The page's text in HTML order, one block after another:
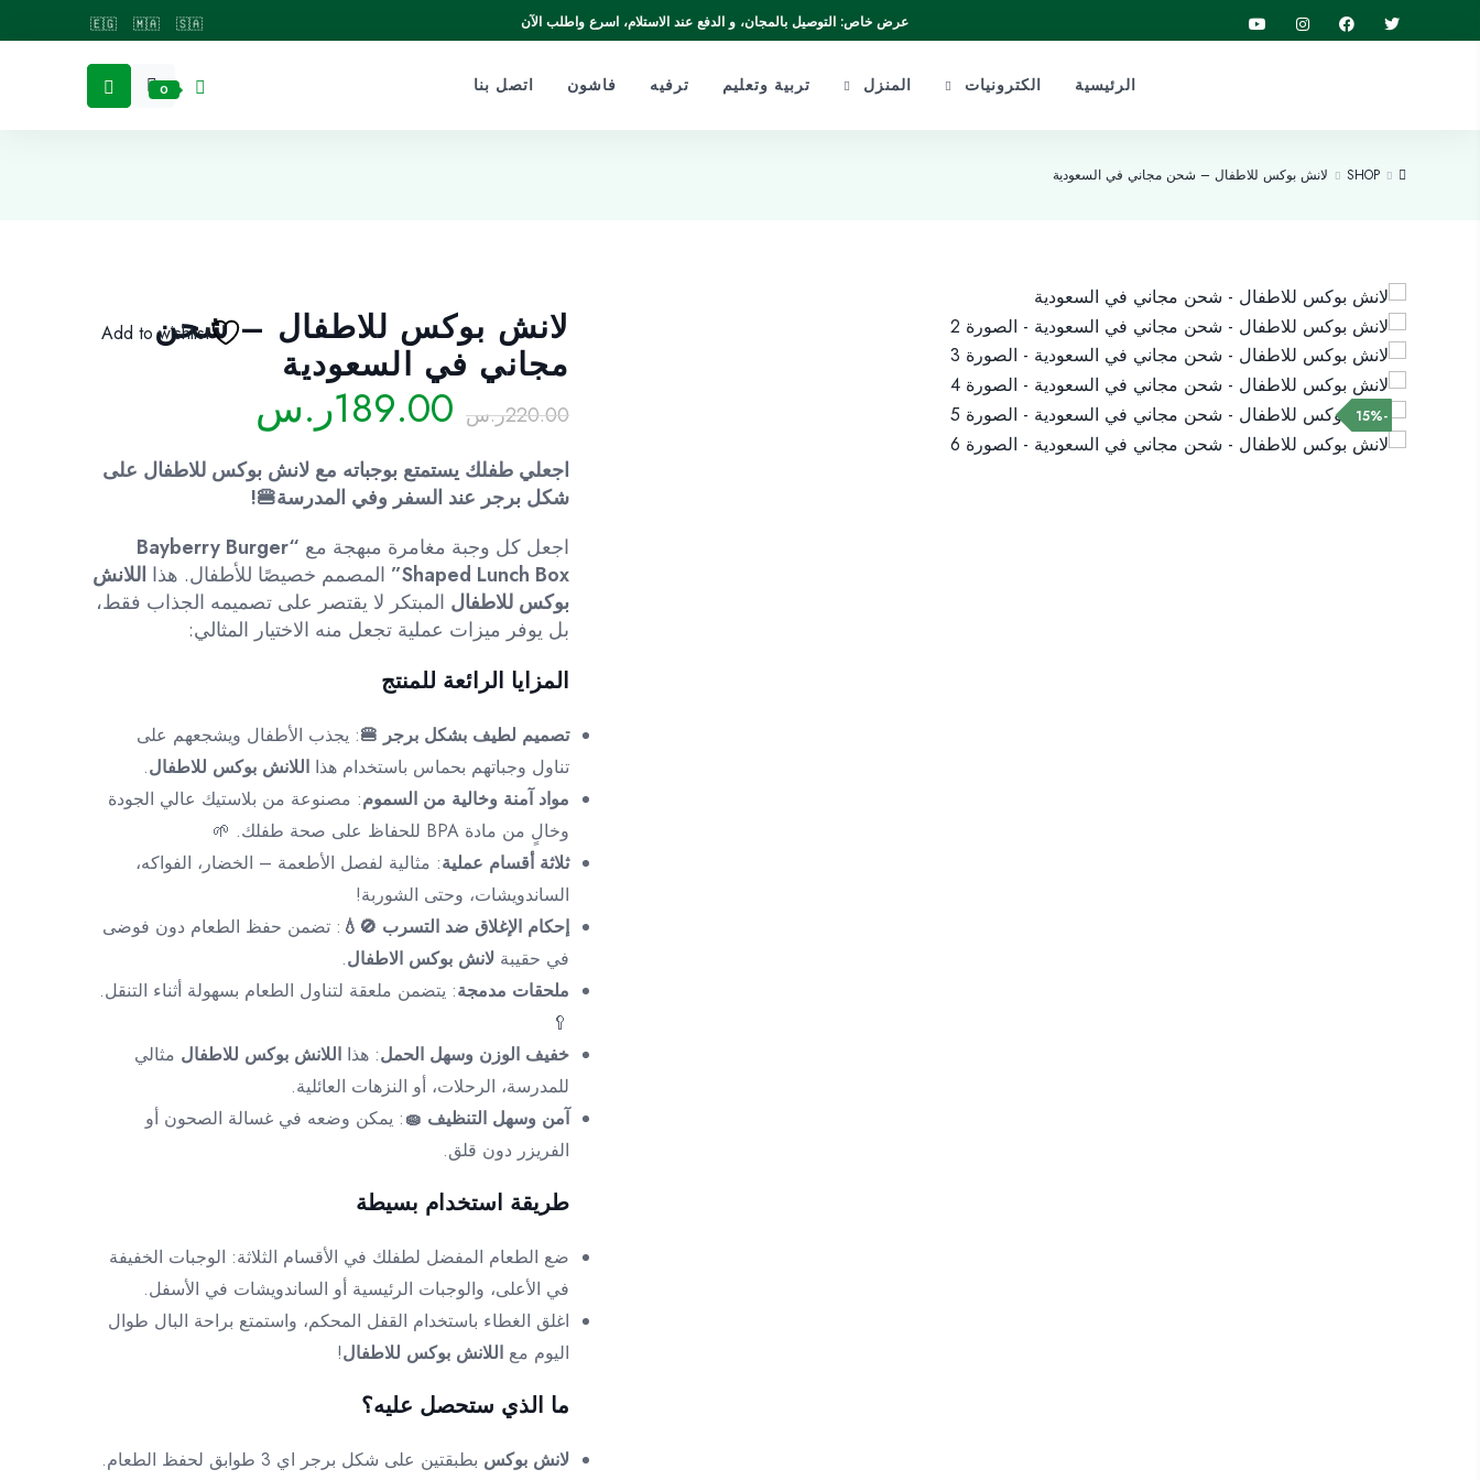
عرض خاص: التوصيل بالمجان، و الدفع عند الاستلام، اسرع واطلب الآن 🇸🇦
🇲🇦
🇪🇬
الرئيسية الكترونيات المنزل تربية وتعليم ترفيه فاشون اتصل بنا 0
SHOP لانش بوكس للاطفال – شحن مجاني في السعودية
Add to wishlist
-15%
لانش بوكس للاطفال – شحن
مجاني في السعودية
220.00ر.س السعر
الأصلي
هو:
220.00ر.س.
189.00ر.س
هو:
189.00ر.س.
اجعلي طفلك يستمتع بوجباته مع لانش بوكس للاطفال على
شكل برجر عند السفر وفي المدرسة🍔!
اجعل كل وجبة مغامرة مبهجة مع
“Bayberry Burger
Shaped Lunch Box”
المصمم خصيصًا للأطفال. هذا اللانش
بوكس للاطفال المبتكر لا يقتصر على تصميمه الجذاب فقط،
بل يوفر ميزات عملية تجعل منه الاختيار المثالي:
المزايا الرائعة للمنتج
تصميم لطيف بشكل برجر 🍔: يجذب الأطفال ويشجعهم على
تناول وجباتهم بحماس باستخدام هذا اللانش بوكس للاطفال.
مواد آمنة وخالية من السموم: مصنوعة من بلاستيك عالي الجودة
وخالٍ من مادة BPA للحفاظ على صحة طفلك. 🌱
ثلاثة أقسام عملية: مثالية لفصل الأطعمة – الخضار، الفواكه،
الساندويشات، وحتى الشوربة!
إحكام الإغلاق ضد التسرب 🚫💧 : تضمن حفظ الطعام دون فوضى
في حقيبة لانش بوكس الاطفال.
ملحقات مدمجة: يتضمن ملعقة لتناول الطعام بسهولة أثناء التنقل.
🥄
خفيف الوزن وسهل الحمل: هذا اللانش بوكس للاطفال مثالي
للمدرسة، الرحلات، أو النزهات العائلية.
آمن وسهل التنظيف 🧽: يمكن وضعه في غسالة الصحون أو
الفريزر دون قلق.
طريقة استخدام بسيطة
ضع الطعام المفضل لطفلك في الأقسام الثلاثة: الوجبات الخفيفة
في الأعلى، والوجبات الرئيسية أو الساندويشات في الأسفل.
اغلق الغطاء باستخدام القفل المحكم، واستمتع براحة البال طوال
اليوم مع اللانش بوكس للاطفال!
ما الذي ستحصل عليه؟
لانش بوكس بطبقتين على شكل برجر اي 3 طوابق لحفظ الطعام.